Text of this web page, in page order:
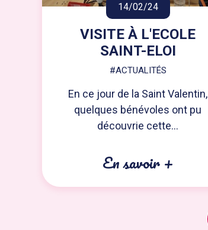
14/02/24
VISITE À L'ECOLE
SAINT-ELOI
#ACTUALITÉS
En ce jour de la Saint Valentin,
quelques bénévoles ont pu
découvrie cette...
En savoir +